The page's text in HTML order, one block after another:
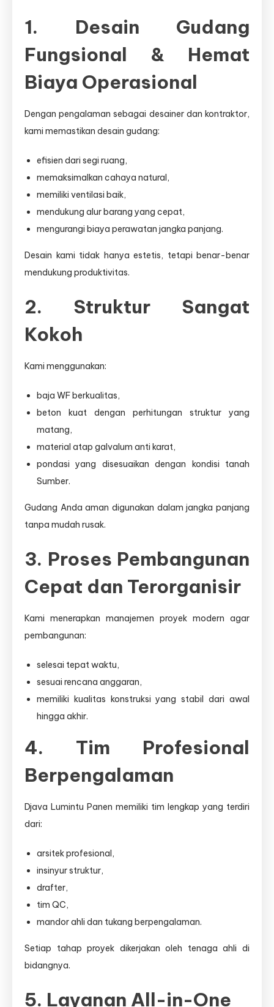
1. Desain Gudang
Fungsional & Hemat
Biaya Operasional
Dengan pengalaman sebagai desainer dan kontraktor,
kami memastikan desain gudang:
efisien dari segi ruang,
memaksimalkan cahaya natural,
memiliki ventilasi baik,
mendukung alur barang yang cepat,
mengurangi biaya perawatan jangka panjang.
Desain kami tidak hanya estetis, tetapi benar-benar
mendukung produktivitas.
2. Struktur Sangat
Kokoh
Kami menggunakan:
baja WF berkualitas,
beton kuat dengan perhitungan struktur yang
matang,
material atap galvalum anti karat,
pondasi yang disesuaikan dengan kondisi tanah
Sumber.
Gudang Anda aman digunakan dalam jangka panjang
tanpa mudah rusak.
3. Proses Pembangunan
Cepat dan Terorganisir
Kami menerapkan manajemen proyek modern agar
pembangunan:
selesai tepat waktu,
sesuai rencana anggaran,
memiliki kualitas konstruksi yang stabil dari awal
hingga akhir.
4. Tim Profesional
Berpengalaman
Djava Lumintu Panen memiliki tim lengkap yang terdiri
dari:
arsitek profesional,
insinyur struktur,
drafter,
tim QC,
mandor ahli dan tukang berpengalaman.
Setiap tahap proyek dikerjakan oleh tenaga ahli di
bidangnya.
5. Layanan All-in-One